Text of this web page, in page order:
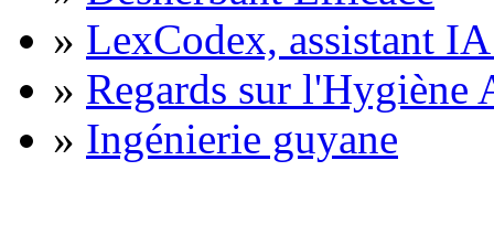
» LexCodex, assistant
» Regards sur l'Hygiène
» Ingénierie guyane